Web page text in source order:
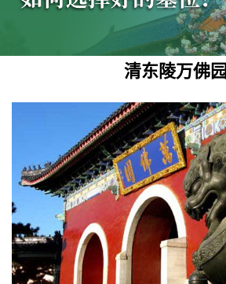
清东陵万佛园